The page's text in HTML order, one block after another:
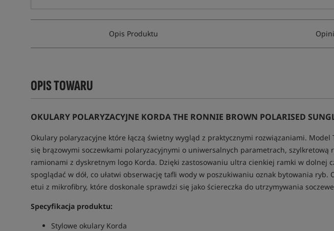
Opis Produktu
OPIS TOWARU
OKULARY POLARYZACYJNE KORDA THE RONNIE BROWN POLARISED
Okulary polaryzacyjne które łączą świetny wygląd z praktycznymi rozwiązaniami.
się brązowymi soczewkami polaryzacyjnymi o uniwersalnych parametrach, szylkretową
ramionami z dyskretnym logo Korda. Dzięki zastosowaniu ultra cienkiej ramki w dolnej
spoglądać w dół, co ułatwi obserwację tafli wody w poszukiwaniu oznak bytowania ryb.
etui z mikrofibry, które doskonale sprawdzi się jako ściereczka do utrzymywania
Specyfikacja produktu:
Stylowe okulary Korda